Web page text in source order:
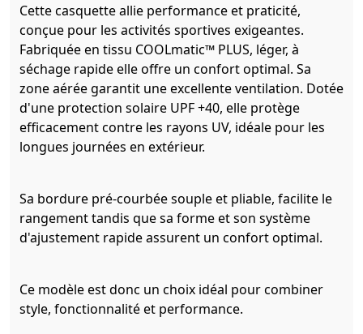
Cette casquette allie performance et praticité,
conçue pour les activités sportives exigeantes.
Fabriquée en tissu COOLmatic™ PLUS, léger, à
séchage rapide elle offre un confort optimal. Sa
zone aérée garantit une excellente ventilation. Dotée
d'une protection solaire UPF +40, elle protège
efficacement contre les rayons UV, idéale pour les
longues journées en extérieur.
Sa bordure pré-courbée souple et pliable, facilite le
rangement tandis que sa forme et son système
d'ajustement rapide assurent un confort optimal.
Ce modèle est donc un choix idéal pour combiner
style, fonctionnalité et performance.